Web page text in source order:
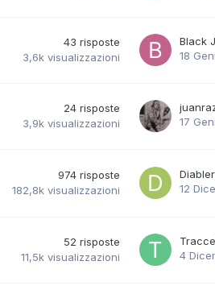
43 risposte
3,6k visualizzazioni
Black
18
24 risposte
3,9k visualizzazioni
17
974 risposte
182,8k visualizzazioni
12
52 risposte
11,5k visualizzazioni
4